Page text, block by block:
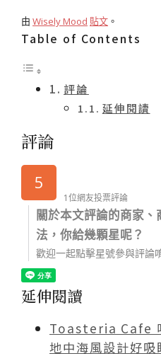
由 Wisely Mood 貼文 。
Table of Contents
評論
延伸閱讀
評論
5
1位網友投票評論
關於本文評論的商家
法，你給幾顆星呢？
歡迎一起點擊星號參與評論
延伸閱讀
Toasteria Cafe
地中海風設計好吸